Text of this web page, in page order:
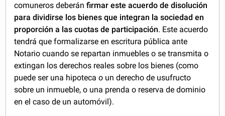
comuneros deberánfirmar este acuerdo de disolución
para dividirse los bienes que integran la sociedad en
proporción a las cuotas de participación. Este acuerdo
tendrá que formalizarse en escritura pública ante
Notario cuando se repartan inmuebles o se transmita o
extingan los derechos reales sobre los bienes (como
puede ser una hipoteca o un derecho de usufructo
sobre un inmueble, o una prenda o reserva de dominio
en el caso de un automóvil).